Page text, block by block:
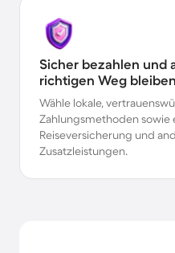
Sicher bezahlen und
richtigen Weg bleiben
Wähle lokale,
Zahlungsmethoden sowie
Reiseversicherung und
Zusatzleistungen.